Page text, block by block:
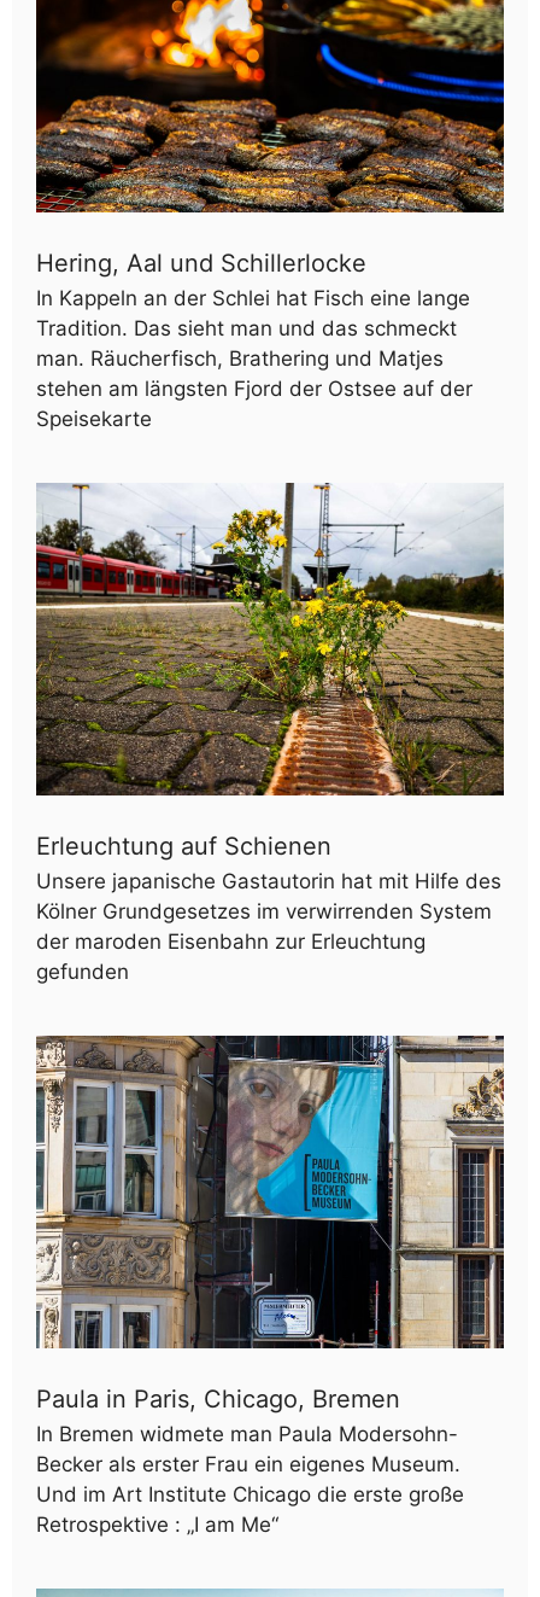
Hering, Aal und Schillerlocke
In Kappeln an der Schlei hat Fisch eine lange
Tradition. Das sieht man und das schmeckt
man. Räucherfisch, Brathering und Matjes
stehen am längsten Fjord der Ostsee auf der
Speisekarte
Erleuchtung auf Schienen
Unsere japanische Gastautorin hat mit Hilfe des
Kölner Grundgesetzes im verwirrenden System
der maroden Eisenbahn zur Erleuchtung
gefunden
Paula in Paris, Chicago, Bremen
In Bremen widmete man Paula Modersohn-
Becker als erster Frau ein eigenes Museum.
Und im Art Institute Chicago die erste große
Retrospektive : „I am Me“